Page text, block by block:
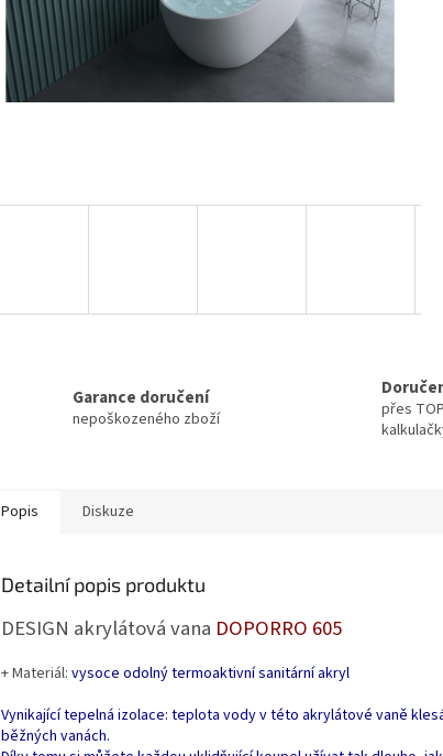
Garance doručení
nepoškozeného zboží
přes
Popis Diskuze
Detailní popis produktu
DESIGN akrylátová vana DOPORRO 605
+ Materiál: vysoce odolný termoaktivní sanitární akryl
Vynikající tepelná izolace: teplota vody v této akrylátové vaně
běžných vanách.